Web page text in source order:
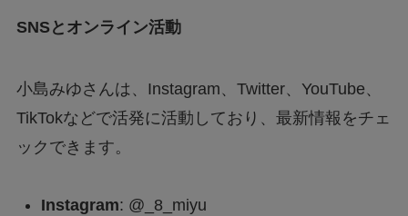
SNSとオンライン活動
小島みゆさんは、Instagram、Twitter、YouTube、
TikTokなどで活発に活動しており、最新情報をチェ
ックできます。
Instagram: @_8_miyu